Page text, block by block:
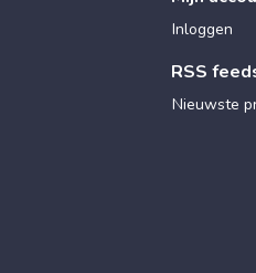
Inloggen
RSS
Nieuwste